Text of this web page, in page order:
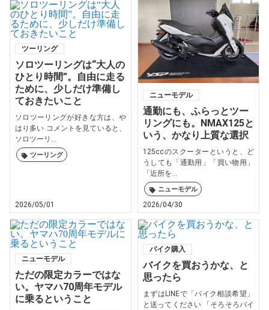
ツーリング
ソロツーリングは“大人の
ひとり時間”。自由に走る
ために、少しだけ準備し
ておきたいこと
ソロツーリングが好きな方は、や
はり多い コメントを見ていると、
ソロツーリ...
ツーリング
2026/05/01
ニューモデル
通勤にも、ふらっとツー
リングにも。NMAX125と
いう、かなり上質な選択
125ccのスクーターというと、ど
うしても「通勤用」「買い物用」
「近所を...
ニューモデル
2026/04/30
ニューモデル
ただの限定カラーではな
い。ヤマハ70周年モデル
に乗るということ
バイク購入
バイクを買おうかな、と
思ったら
まずはLINEで「バイク相談希望」
と送ってください 「そろそろバイ